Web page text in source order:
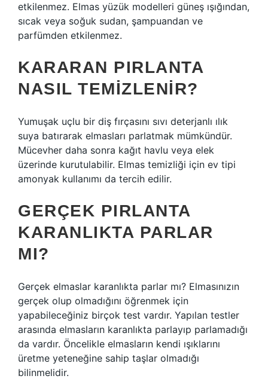
etkilenmez. Elmas yüzük modelleri güneş ışığından,
sıcak veya soğuk sudan, şampuandan ve
parfümden etkilenmez.
KARARAN PIRLANTA
NASIL TEMIZLENIR?
Yumuşak uçlu bir diş fırçasını sıvı deterjanlı ılık
suya batırarak elmasları parlatmak mümkündür.
Mücevher daha sonra kağıt havlu veya elek
üzerinde kurutulabilir. Elmas temizliği için ev tipi
amonyak kullanımı da tercih edilir.
GERÇEK PIRLANTA
KARANLIKTA PARLAR
MI?
Gerçek elmaslar karanlıkta parlar mı? Elmasınızın
gerçek olup olmadığını öğrenmek için
yapabileceğiniz birçok test vardır. Yapılan testler
arasında elmasların karanlıkta parlayıp parlamadığı
da vardır. Öncelikle elmasların kendi ışıklarını
üretme yeteneğine sahip taşlar olmadığı
bilinmelidir.